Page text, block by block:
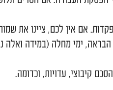
המרכזי לתביעה. עליכם
על חדלות הפירעון של